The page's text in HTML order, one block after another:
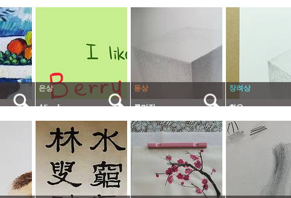
은상
Alice_L
동상
류미진
장려상
희은